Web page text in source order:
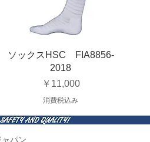
ソックスHSC FIA8856-
2018
価格
￥11,000
消費税込み
パン